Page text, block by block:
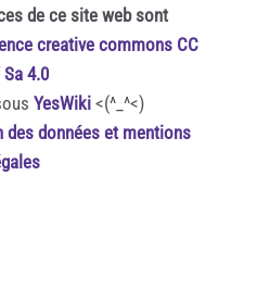
de ce site web sont
creative commons CC
Sa 4.0
YesWiki<(^_^<)
données et mentions